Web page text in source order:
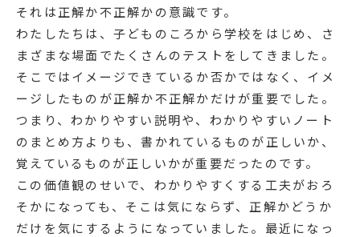
それは正解か不正解かの意識です。
わたしたちは、子どものころから学校をはじめ、さ
まざまな場面でたくさんのテストをしてきました。
そこではイメージできているか否かではなく、イメ
ージしたものが正解か不正解かだけが重要でした。
つまり、わかりやすい説明や、わかりやすいノート
のまとめ方よりも、書かれているものが正しいか、
覚えているものが正しいかが重要だったのです。
この価値観のせいで、わかりやすくする工夫がおろ
そかになっても、そこは気にならず、正解かどうか
だけを気にするようになっていました。最近になっ